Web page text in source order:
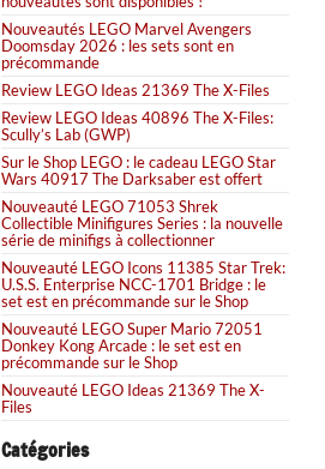
Nouveautés LEGO Marvel Avengers
Doomsday 2026 : les sets sont en
précommande
Review LEGO Ideas 21369 The X-Files
Review LEGO Ideas 40896 The X-Files:
Scully’s Lab (GWP)
Sur le Shop LEGO : le cadeau LEGO Star
Wars 40917 The Darksaber est offert
Nouveauté LEGO 71053 Shrek
Collectible Minifigures Series : la nouvelle
série de minifigs à collectionner
Nouveauté LEGO Icons 11385 Star Trek:
U.S.S. Enterprise NCC-1701 Bridge : le
set est en précommande sur le Shop
Nouveauté LEGO Super Mario 72051
Donkey Kong Arcade : le set est en
précommande sur le Shop
Nouveauté LEGO Ideas 21369 The X-
Files
Catégories